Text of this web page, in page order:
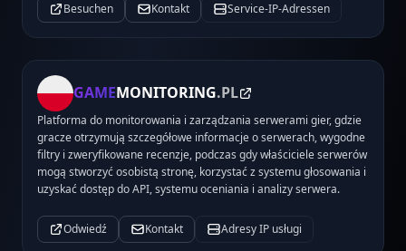
Besuchen Kontakt Service-IP-Adressen
GAMEMONITORING.PL
Platforma do monitorowania i zarządzania serwerami gier, gdzie
gracze otrzymują szczegółowe informacje o serwerach, wygodne
filtry i zweryfikowane recenzje, podczas gdy właściciele serwerów
mogą stworzyć osobistą stronę, korzystać z systemu głosowania i
uzyskać dostęp do API, systemu oceniania i analizy serwera.
Odwiedź Kontakt Adresy IP usługi